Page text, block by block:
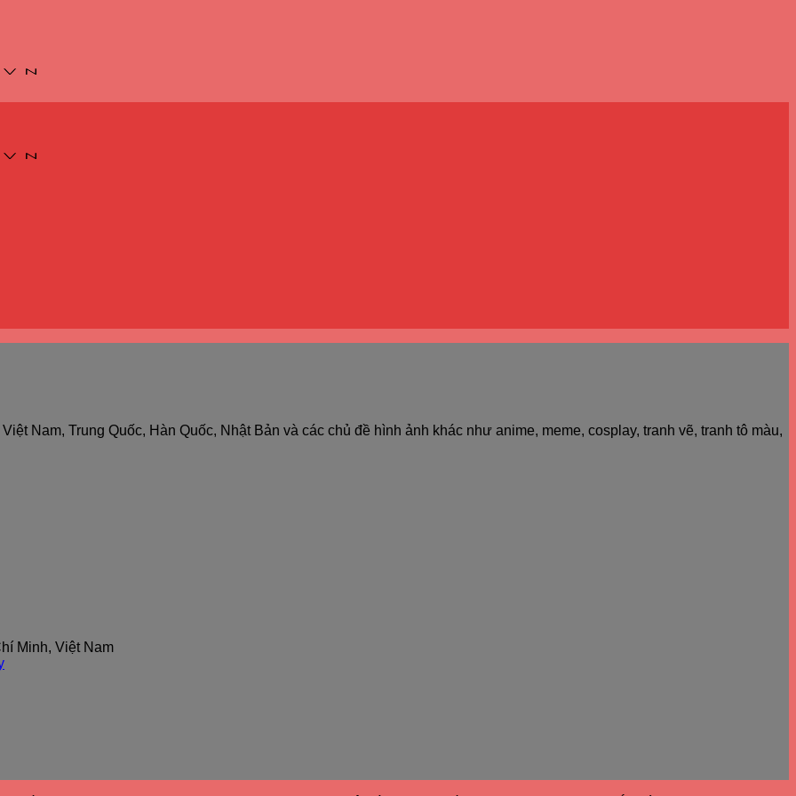
Nam, Trung Quốc, Hàn Quốc, Nhật Bản và các chủ đề hình ảnh khác như anime, meme, cosplay, tranh vẽ, tranh tô màu,
Minh, Việt Nam